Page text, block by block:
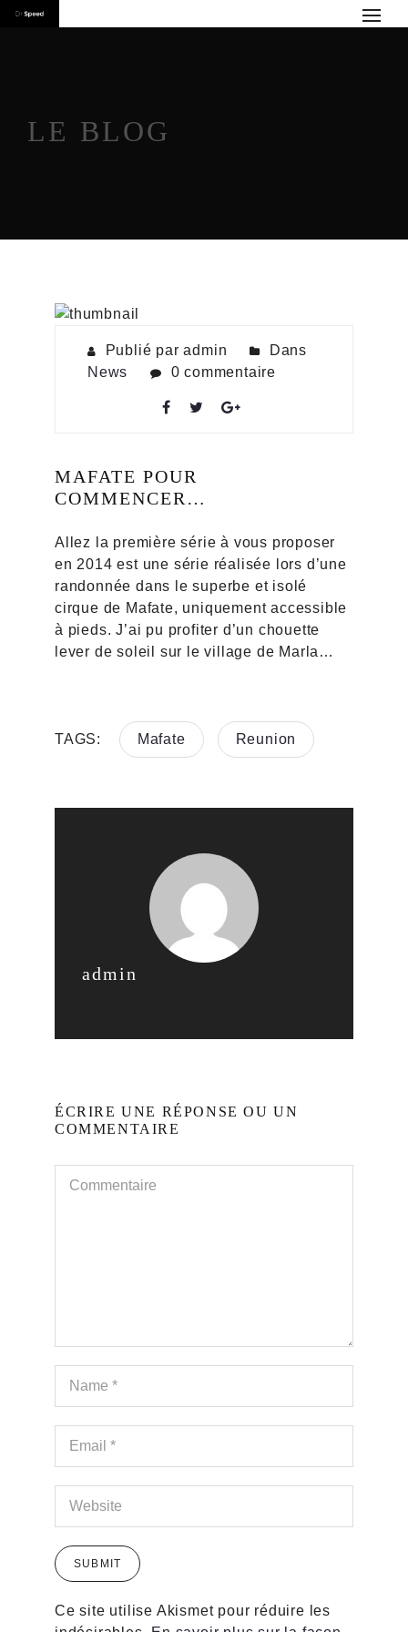
LE BLOG
Publié par admin
Dans
News
0 commentaire
MAFATE POUR
COMMENCER…
Allez la première série à vous proposer
en 2014 est une série réalisée lors d’une
randonnée dans le superbe et isolé
cirque de Mafate, uniquement accessible
à pieds. J’ai pu profiter d’un chouette
lever de soleil sur le village de Marla…
TAGS: Mafate Reunion
admin
ÉCRIRE UNE RÉPONSE OU UN
COMMENTAIRE
Ce site utilise Akismet pour réduire les